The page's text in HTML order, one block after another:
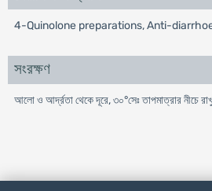
4-Quinolone preparations, Anti-
সংরক্ষণ
আলো ও আর্দ্রতা থেকে দূরে, ৩০°সেঃ তাপমাত্রার নীচে